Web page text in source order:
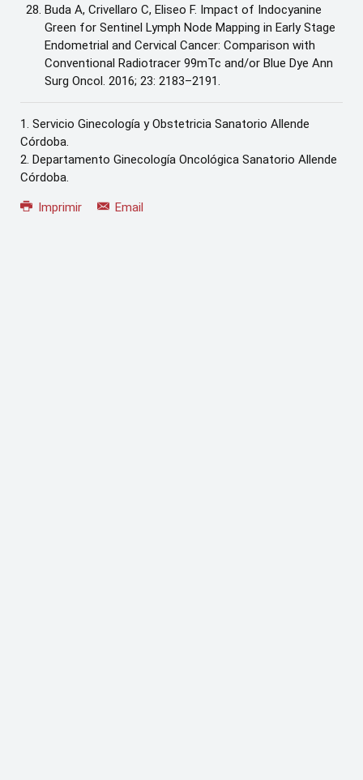
Buda A, Crivellaro C, Eliseo F. Impact of Indocyanine
Green for Sentinel Lymph Node Mapping in Early Stage
Endometrial and Cervical Cancer: Comparison with
Conventional Radiotracer 99mTc and/or Blue Dye Ann
Surg Oncol. 2016; 23: 2183–2191.
1. Servicio Ginecología y Obstetricia Sanatorio Allende
Córdoba.
2. Departamento Ginecología Oncológica Sanatorio Allende
Córdoba.
Imprimir Email